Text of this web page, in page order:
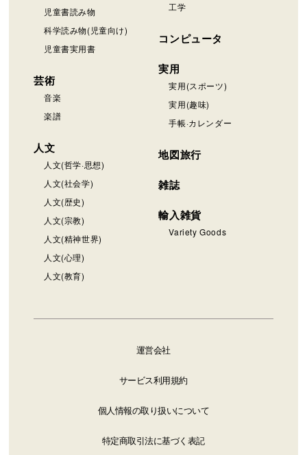
児童書読み物
科学読み物(児童向け)
児童書実用書
芸術
音楽
楽譜
人文
人文(哲学·思想)
人文(社会学)
人文(歴史)
人文(宗教)
人文(精神世界)
人文(心理)
人文(教育)
工学
コンピュータ
実用
実用(スポーツ)
実用(趣味)
手帳·カレンダー
地図旅行
雑誌
輸入雑貨
Variety Goods
運営会社
サービス利用規約
個人情報の取り扱いについて
特定商取引法に基づく表記